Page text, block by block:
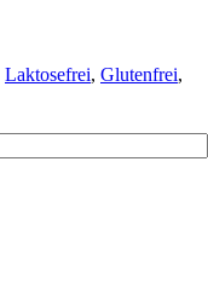
Laktosefrei, Glutenfrei,